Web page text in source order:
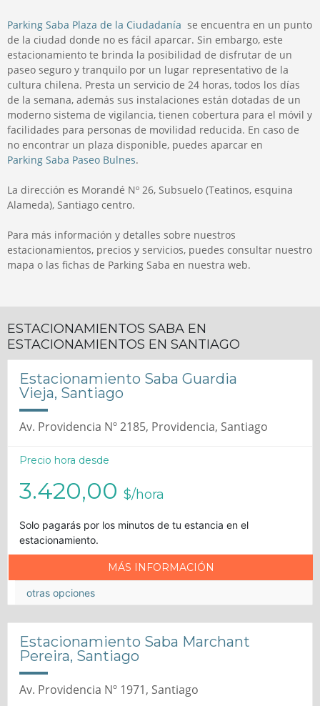
Parking Saba Plaza de la Ciudadanía se encuentra en un punto
de la ciudad donde no es fácil aparcar. Sin embargo, este
estacionamiento te brinda la posibilidad de disfrutar de un
paseo seguro y tranquilo por un lugar representativo de la
cultura chilena. Presta un servicio de 24 horas, todos los días
de la semana, además sus instalaciones están dotadas de un
moderno sistema de vigilancia, tienen cobertura para el móvil y
facilidades para personas de movilidad reducida. En caso de
no encontrar un plaza disponible, puedes aparcar en
Parking Saba Paseo Bulnes.
La dirección es Morandé Nº 26, Subsuelo (Teatinos, esquina
Alameda), Santiago centro.
Para más información y detalles sobre nuestros
estacionamientos, precios y servicios, puedes consultar nuestro
mapa o las fichas de Parking Saba en nuestra web.
ESTACIONAMIENTOS SABA EN
ESTACIONAMIENTOS EN SANTIAGO
Estacionamiento Saba Guardia
Vieja, Santiago
Av. Providencia Nº 2185, Providencia, Santiago
Precio hora desde
3.420,00 $/hora
Solo pagarás por los minutos de tu estancia en el
estacionamiento.
MÁS INFORMACIÓN
otras opciones
Estacionamiento Saba Marchant
Pereira, Santiago
Av. Providencia Nº 1971, Santiago